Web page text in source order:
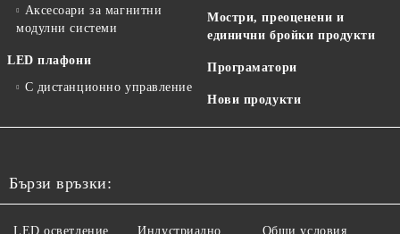
Аксесоари за магнитни
модулни системи
LED плафони
С дистанционно управление
Мостри, преоценени и
единични бройки продукти
Програматори
Нови продукти
Бързи връзки:
LED осветление
Индустриално
Общи условия